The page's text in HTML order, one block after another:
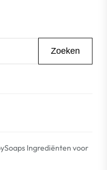
Zoeken
Ingrediënten voor